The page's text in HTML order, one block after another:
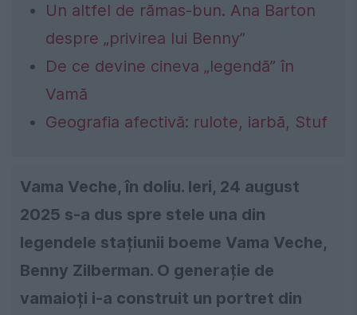
Un altfel de rămas-bun. Ana Barton
despre „privirea lui Benny”
De ce devine cineva „legendă” în
Vamă
Geografia afectivă: rulote, iarbă, Stuf
Vama Veche, în doliu. Ieri, 24 august
2025 s-a dus spre stele una din
legendele stațiunii boeme Vama Veche,
Benny Zilberman. O generație de
vamaioți i-a construit un portret din